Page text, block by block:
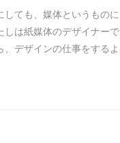
しても、媒体というものに
しは紙媒体のデザイナーで
デザインの仕事をするよ